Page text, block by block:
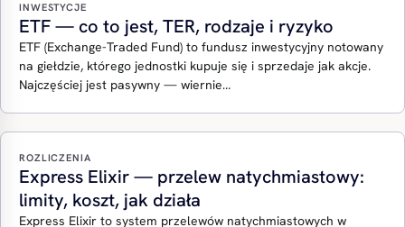
INWESTYCJE
ETF — co to jest, TER, rodzaje i ryzyko
ETF (Exchange-Traded Fund) to fundusz inwestycyjny notowany
na giełdzie, którego jednostki kupuje się i sprzedaje jak akcje.
Najczęściej jest pasywny — wiernie…
ROZLICZENIA
Express Elixir — przelew natychmiastowy:
limity, koszt, jak działa
Express Elixir to system przelewów natychmiastowych w